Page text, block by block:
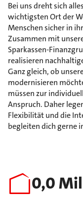
Bei uns dreht sich
wichtigsten Ort der
Menschen sicher in
Zusammen mit
Sparkassen-
realisieren
Ganz gleich, ob
modernisieren
müssen zur
Anspruch. Daher
Flexibilität und die
begleiten dich gerne
0,0